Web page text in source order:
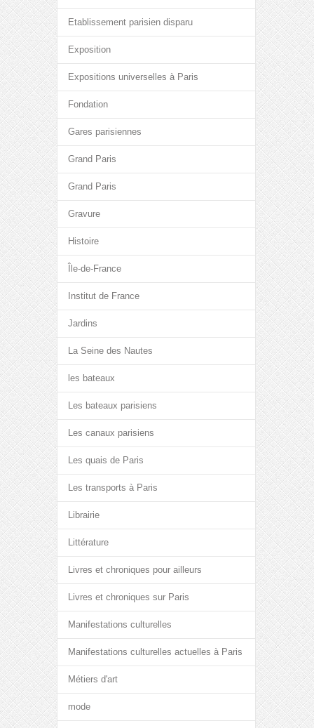
Etablissement parisien disparu
Exposition
Expositions universelles à Paris
Fondation
Gares parisiennes
Grand Paris
Grand Paris
Gravure
Histoire
Île-de-France
Institut de France
Jardins
La Seine des Nautes
les bateaux
Les bateaux parisiens
Les canaux parisiens
Les quais de Paris
Les transports à Paris
Librairie
Littérature
Livres et chroniques pour ailleurs
Livres et chroniques sur Paris
Manifestations culturelles
Manifestations culturelles actuelles à Paris
Métiers d'art
mode